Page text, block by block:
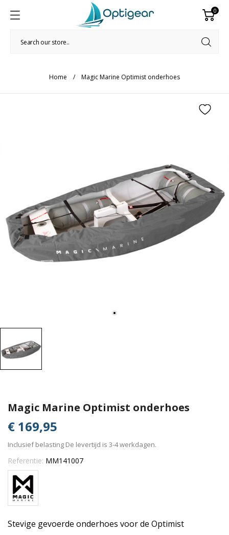
0
Home Magic Marine Optimist onderhoes
Magic Marine Optimist onderhoes
€ 169,95
Inclusief belasting De levertijd is 3-4 werkdagen.
Referentie: MM141007
Stevige gevoerde onderhoes voor de Optimist